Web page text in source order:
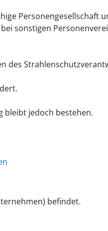
Personengesellschaft
sonstigen
des
bleibt jedoch bestehen.
befindet.